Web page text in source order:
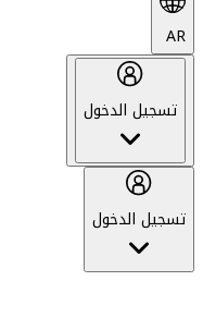
AR
تسجيل الدخول
تسجيل الدخول